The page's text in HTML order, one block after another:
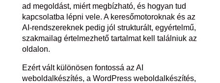
ad megoldást, miért megbízható, és hogyan tud
kapcsolatba lépni vele. A keresőmotoroknak és az
AI-rendszereknek pedig jól strukturált, egyértelmű,
szakmailag értelmezhető tartalmat kell találniuk az
oldalon.
Ezért vált különösen fontossá az AI
weboldalkészítés, a WordPress weboldalkészítés,